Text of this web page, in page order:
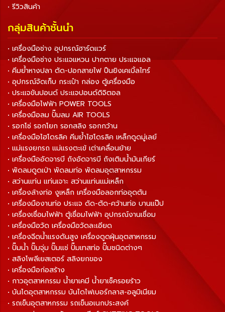
• รีวิวสินค้า
กลุ่มสินค้าชั้นนำ
• เครื่องมือช่าง อุปกรณ์ฮาร์ดแวร์
• เครื่องมือช่าง ประแจแหวน ปากตาย ประแจแอล
• คีมย้ำหางปลา ตัด-ปอกสายไฟ ปืนยิงเคเบิ้ลไทร์
• อุปกรณ์จัดเก็บ กระเป๋า กล่อง ตู้เครื่องมือ
• ประแจขันปอนด์ ประแจปอนด์ดิจิตอล
• เครื่องมือไฟฟ้า POWER TOOLS
• เครื่องมือลม ปั๊มลม AIR TOOLS
• รอกโซ่ รอกโยก รอกสลิง รอกกว้าน
• เครื่องมือไฮโดรลิค คีมย้ำไฮโดรลิค เหล็กดูดมู่เลย์
• แม่แรงยกรถ แม่แรงตะเข้ เต่าเคลื่อนย้าย
• เครื่องมืออัดจารบี ถังอัดจารบี ถังเติมน้ำมันเกียร์
• พัดลมดูดเป่า พัดลมท่อ พัดลมอุตสาหกรรม
• สว่านแท่น แท่นเจาะ สว่านแท่นแม่เหล็ก
• เครื่องล้างท่อ งูเหล็ก เครื่องมือลอกท่ออุดตัน
• เครื่องมืองานท่อ ประแจ ดัด-ตัด-คว้านท่อ บานแป๊ป
• เครื่องเชื่อมไฟฟ้า ตู้เชื่อมไฟฟ้า อุปกรณ์งานเชื่อม
• เครื่องมือวัด เครื่องมือวัดละเอียด
• เครื่องฉีดน้ำแรงดันสูง เครื่องดูดฝุ่นอุตสาหกรรม
• ปั๊มน้ำ ปั๊มจุ่ม ปั๊มแช่ ปั๊มเทสท่อ ปั๊มชนิดต่างๆ
• สลิงโพลีเยสเตอร์ สลิงยกของ
• เครื่องมือก่อสร้าง
• กาวอุตสาหกรรม น้ำยาเคมี น้ำยาเช็ครอยร้าว
• บันไดอุตสาหกรรม บันไดไฟเบอร์กลาส-อลูมิเนียม
• รถเข็นอุตสาหกรรม รถเข็นอเนกประสงค์